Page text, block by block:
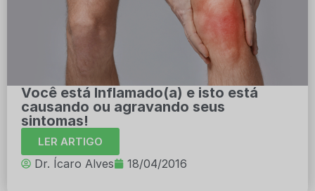
Você está Inflamado(a) e isto está
causando ou agravando seus
sintomas!
LER ARTIGO
Dr. Ícaro Alves 18/04/2016